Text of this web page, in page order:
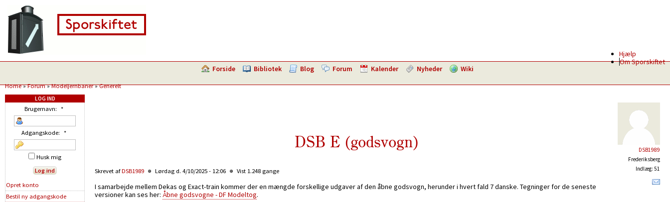
Hjælp
Om Sporskiftet
Forside Bibliotek Blog Forum Kalender Nyheder Wiki
Home»Forum»Modeljernbaner»Generelt
DSB1989
Frederiksberg
Indlæg: 51
DSB E (godsvogn)
Skrevet afDSB1989 Lørdag d. 4/10/2025 - 12:06 Vist 1.248 gange
I samarbejde mellem Dekas og Exact-train kommer der en mængde forskellige udgaver af den åbne godsvogn, herunder i hvert fald 7 danske. Tegninger for de seneste
versioner kan ses her: Åbne godsvogne - DF Modeltog.
LOG IND
Brugernavn: *
Adgangskode: *
Husk mig
Opret konto
Bestil ny adgangskode